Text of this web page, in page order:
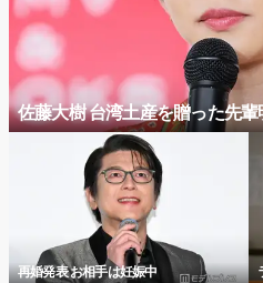
佐藤大樹 台湾土産を贈った先
再婚発表 お相手は妊娠中